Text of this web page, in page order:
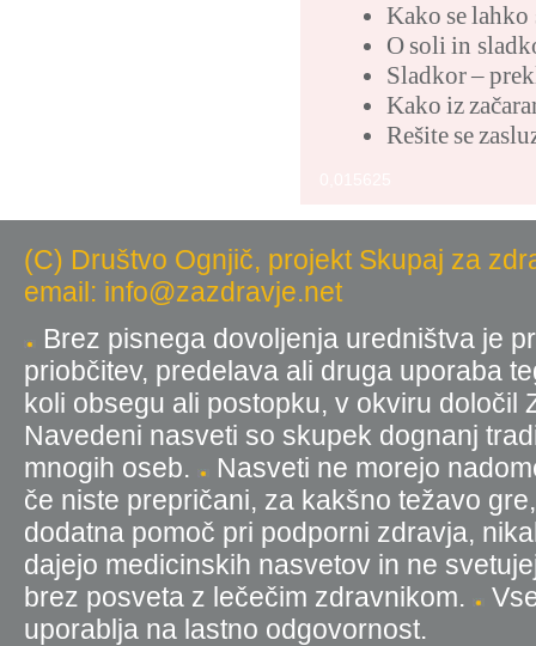
Kako se
O soli in
Sladkor –
Kako iz
Rešite se
(C) Društvo Ognjič, projekt Skupaj za
email: info@zazdravje.net
Brez pisnega dovoljenja uredništva je
priobčitev, predelava ali druga uporaba
koli obsegu ali postopku, v okviru
Navedeni nasveti so skupek dognanj
mnogih oseb.
Nasveti ne morejo
če niste prepričani, za kakšno težavo
dodatna pomoč pri podporni zdravja,
dajejo medicinskih nasvetov in ne
brez posveta z lečečim zdravnikom.
uporablja na lastno odgovornost.